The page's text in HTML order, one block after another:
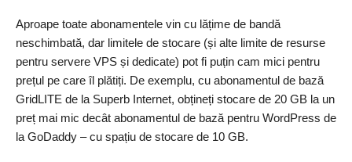
Aproape toate abonamentele vin cu lățime de bandă
neschimbată, dar limitele de stocare (și alte limite de resurse
pentru servere VPS și dedicate) pot fi puțin cam mici pentru
prețul pe care îl plătiți. De exemplu, cu abonamentul de bază
GridLITE de la Superb Internet, obțineți stocare de 20 GB la un
preț mai mic decât abonamentul de bază pentru WordPress de
la GoDaddy – cu spațiu de stocare de 10 GB.